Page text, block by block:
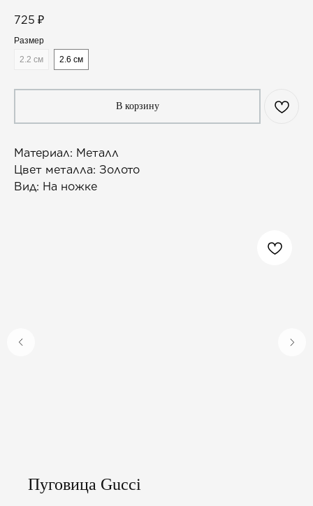
725 ₽
Размер
2.2 см
2.6 см
В корзину
Материал: Металл
Цвет металла: Золото
Вид: На ножке
Пуговица Gucci